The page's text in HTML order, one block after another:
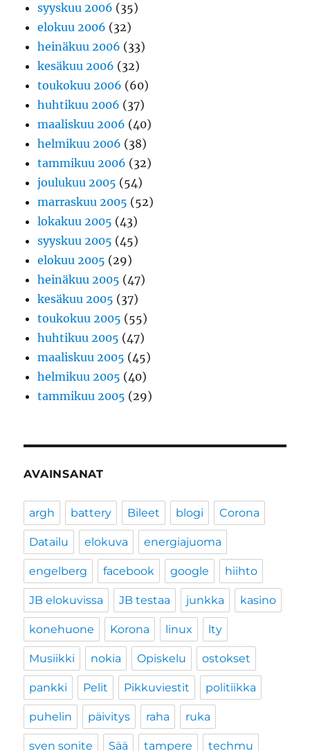
syyskuu 2006 (35)
elokuu 2006 (32)
heinäkuu 2006 (33)
kesäkuu 2006 (32)
toukokuu 2006 (60)
huhtikuu 2006 (37)
maaliskuu 2006 (40)
helmikuu 2006 (38)
tammikuu 2006 (32)
joulukuu 2005 (54)
marraskuu 2005 (52)
lokakuu 2005 (43)
syyskuu 2005 (45)
elokuu 2005 (29)
heinäkuu 2005 (47)
kesäkuu 2005 (37)
toukokuu 2005 (55)
huhtikuu 2005 (47)
maaliskuu 2005 (45)
helmikuu 2005 (40)
tammikuu 2005 (29)
AVAINSANAT
argh battery Bileet blogi Corona
Datailu elokuva energiajuoma
engelberg facebook google hiihto
JB elokuvissa JB testaa junkka kasino
konehuone Korona linux lty
Musiikki nokia Opiskelu ostokset
pankki Pelit Pikkuviestit politiikka
puhelin päivitys raha ruka
sven sonite Sää tampere techmu